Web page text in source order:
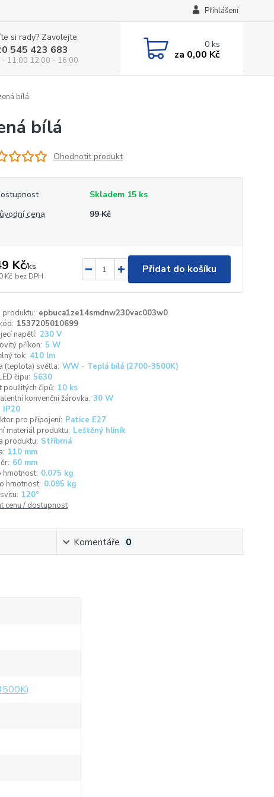
Přihlášení
si rady? Zavolejte.
545 423 683
- 11:00 12:00 - 16:00
0ks
za 0,00 Kč
bílá
bílá
Ohodnotit produkt
Skladem 15 ks
cena
99 Kč
Kč/ks
Kč bez DPH
Přidat do košíku
epbuca1ze14smdnw230vac003w0
1537205010699
napětí: 230 V
příkon: 5 W
tok: 410 lm
(teplota) světla: WW - Teplá bílá (2700-3500K)
čipu: 5630
použitých čipů: 10 ks
konvenční žárovka: 30 W
IP20
pro připojení: Patice E27
materiál produktu: Leštěný hliník
produktu: Stříbrná
110 mm
60 mm
hmotnost: 0.075 kg
hmotnost: 0.095 kg
120°
cenu / dostupnost
Komentáře 0